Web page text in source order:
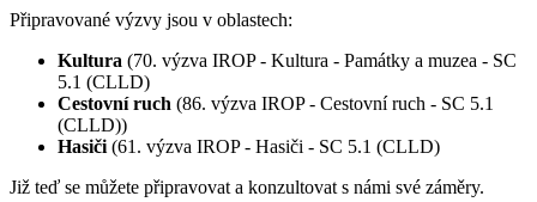
Připravované výzvy jsou v oblastech:
Kultura (70. výzva IROP - Kultura - Památky a muzea - SC
5.1 (CLLD)
Cestovní ruch (86. výzva IROP - Cestovní ruch - SC 5.1
(CLLD))
Hasiči (61. výzva IROP - Hasiči - SC 5.1 (CLLD)
Již teď se můžete připravovat a konzultovat s námi své záměry.